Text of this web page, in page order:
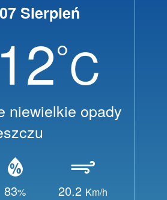
07 Sierpień
12°C
niewielkie opady
83% 20.2 Km/h